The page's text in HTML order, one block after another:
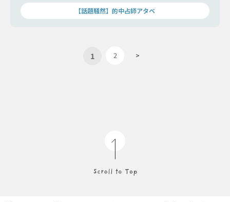
【話題騒然】的中占師アタベ
1 2 >